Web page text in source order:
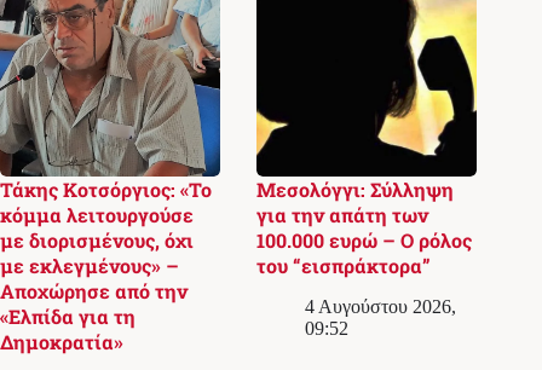
Τάκης Κοτσόργιος: «Το
κόμμα λειτουργούσε
με διορισμένους, όχι
με εκλεγμένους» –
Αποχώρησε από την
«Ελπίδα για τη
Δημοκρατία»
Μεσολόγγι: Σύλληψη
για την απάτη των
100.000 ευρώ – Ο ρόλος
του “εισπράκτορα”
4 Αυγούστου 2026,
09:52